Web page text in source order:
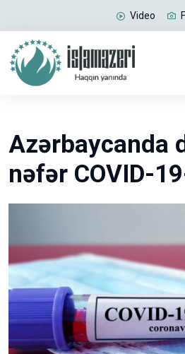
Video
Azərbaycanda
nəfər COVID-